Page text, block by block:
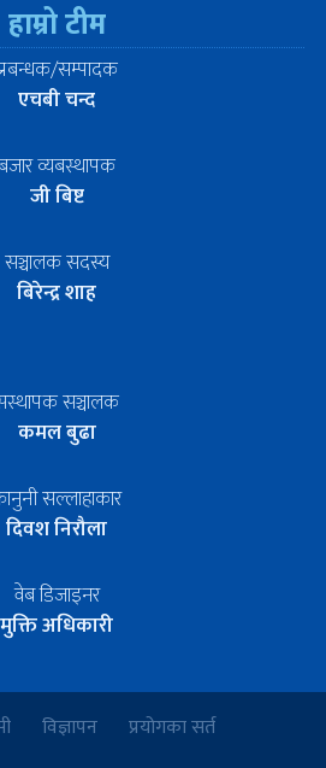
हाम्रो टीम
सम्पादक
एचबी चन्द
व्यबस्थापक
जी बिष्ट
सञ्चालक सदस्य
बिरेन्द्र शाह
सञ्चालक
कमल बुढा
सल्लाहाकार
दिवश निरौला
वेब डिजाइनर
मुक्ति अधिकारी
विज्ञापन
प्रयोगका सर्त